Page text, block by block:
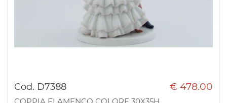
Cod. D7388 € 478.00